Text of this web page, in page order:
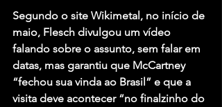
Segundo o site Wikimetal, no início de
maio, Flesch divulgou um vídeo
falando sobre o assunto, sem falar em
datas, mas garantiu que McCartney
“fechou sua vinda ao Brasil” e que a
visita deve acontecer “no finalzinho do